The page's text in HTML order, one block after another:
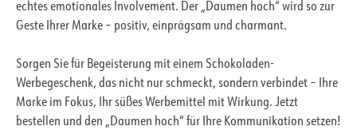
echtes emotionales Involvement. Der „Daumen hoch“ wird so zur
Geste Ihrer Marke – positiv, einprägsam und charmant.
Sorgen Sie für Begeisterung mit einem Schokoladen-
Werbegeschenk, das nicht nur schmeckt, sondern verbindet – Ihre
Marke im Fokus, Ihr süßes Werbemittel mit Wirkung. Jetzt
bestellen und den „Daumen hoch“ für Ihre Kommunikation setzen!